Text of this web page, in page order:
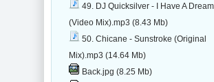
49. DJ Quicksilver - I Have A Dream
(Video Mix).mp3 (8.43 Mb)
50. Chicane - Sunstroke (Original
Mix).mp3 (14.64 Mb)
Back.jpg (8.25 Mb)